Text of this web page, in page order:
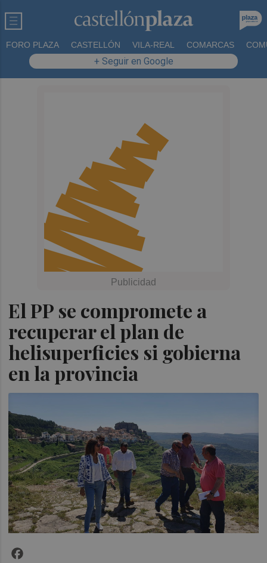
FORO PLAZA CASTELLÓN VILA-REAL COMARCAS
+ Seguir en Google
El PP se compromete a
recuperar el plan de
helisuperficies si gobierna
en la provincia